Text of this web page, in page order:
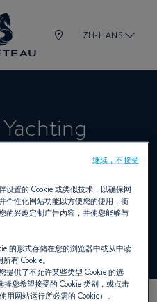
ZH-HANS
Leaf Marinas
机 为 BENETEAU
设置的 Cookie 或类似技术，以确保网
个性化网站功能以方便您的使用，衡
的兴趣定制广告内容，并使您能够与
的形式存储在您的浏览器中或从中读
有 Cookie。
提供了不允许某些类型 Cookie 的选
择您希望接受的 Cookie 类别，或点击
用网站运行所必需的 Cookie）。
继续，不接受